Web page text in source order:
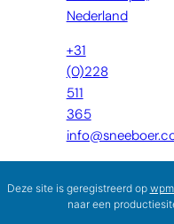
Nederland
+31
(0)228
511
365
Deze site is geregistreerd op
naar een